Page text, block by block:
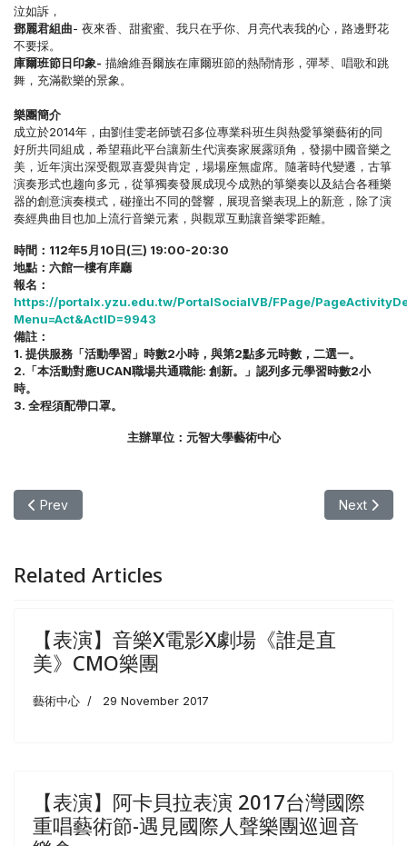
泣如訴，
鄧麗君組曲- 夜來香、甜蜜蜜、我只在乎你、月亮代表我的心，路邊野花
不要採。
庫爾班節日印象- 描繪維吾爾族在庫爾班節的熱鬧情形，彈琴、唱歌和跳
舞，充滿歡樂的景象。
樂團簡介
成立於2014年，由劉佳雯老師號召多位專業科班生與熱愛箏樂藝術的同
好所共同組成，希望藉此平台讓新生代演奏家展露頭角，發揚中國音樂之
美，近年演出深受觀眾喜愛與肯定，場場座無虛席。隨著時代變遷，古箏
演奏形式也趨向多元，從箏獨奏發展成現今成熟的箏樂奏以及結合各種樂
器的創意演奏模式，碰撞出不同的聲響，展現音樂表現上的新意，除了演
奏經典曲目也加上流行音樂元素，與觀眾互動讓音樂零距離。
時間：112年5月10日(三) 19:00-20:30
地點：六館一樓有庠廳
報名：
https://portalx.yzu.edu.tw/PortalSocialVB/FPage/
Menu=Act&ActID=9943
備註：
1. 提供服務「活動學習」時數2小時，與第2點多元時數，二選一。
2.「本活動對應UCAN職場共通職能: 創新。」認列多元學習時數2小
時。
3. 全程須配帶口罩。
主辦單位：元智大學藝術中心
Previous article: 【表演】 秋光高歌 A Cappella音樂會 德國BAFF
Prev Next
Next
Related Articles
【表演】音樂X電影X劇場《誰是直
美》CMO樂團
藝術中心 29 November 2017
【表演】阿卡貝拉表演 ​2017台灣國際
重唱藝術節-遇見國際人聲樂團巡迴音